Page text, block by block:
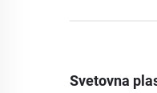
Svetovna